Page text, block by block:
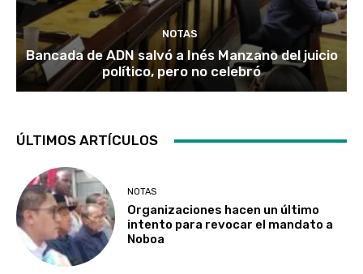
NOTAS
Bancada de ADN salvó a Inés Manzano del juicio
político, pero no celebró
ÚLTIMOS ARTÍCULOS
NOTAS
Organizaciones hacen un último
intento para revocar el mandato a
Noboa